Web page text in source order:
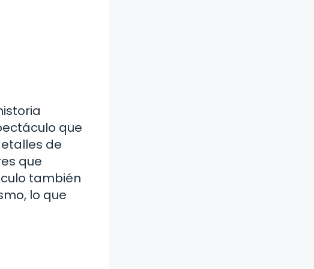
que
de
que
también
lo que